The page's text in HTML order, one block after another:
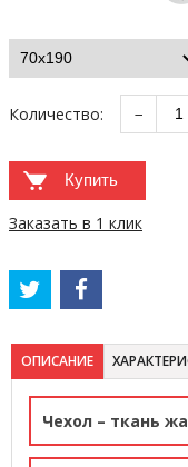
Количество: −
Купить
Заказать в 1 клик
ОПИСАНИЕ
Чехол – ткань